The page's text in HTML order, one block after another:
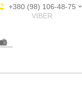
+380 (98) 106-48-75
VIBER